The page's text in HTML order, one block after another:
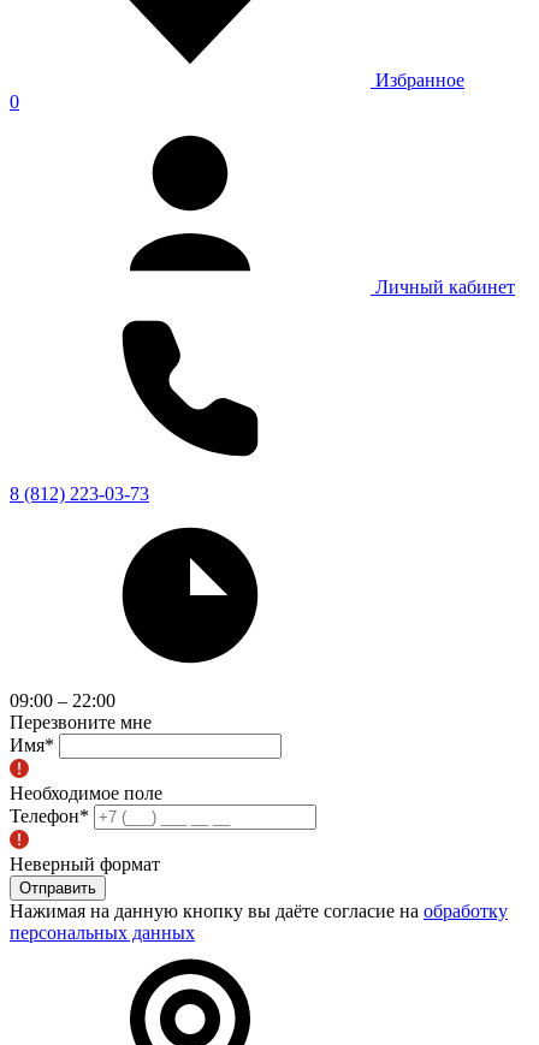
Избранное
0
Личный кабинет
8 (812) 223-03-73
09:00 – 22:00
Перезвоните мне
Имя*
Необходимое поле
Телефон*
Неверный формат
Отправить
Нажимая на данную кнопку вы даёте согласие на обработку
персональных данных